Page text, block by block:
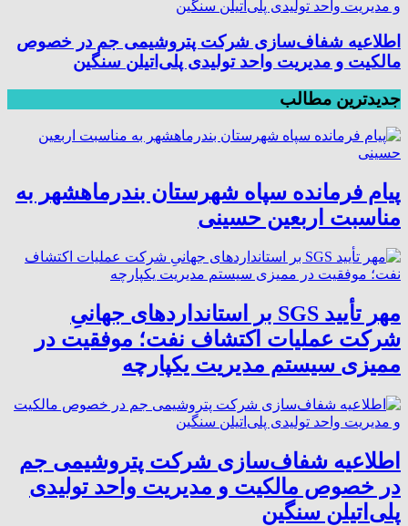
اطلاعیه شفاف‌سازی شرکت پتروشیمی جم در خصوص
مالکیت و مدیریت واحد تولیدی پلی‌اتیلن سنگین
جدیدترین مطالب
پیام فرمانده سپاه شهرستان بندرماهشهر به
مناسبت اربعین حسینی
مهر تأیید SGS بر استانداردهای جهانیِ
شرکت عملیات اکتشاف نفت؛ موفقیت در
ممیزی سیستم مدیریت یکپارچه
اطلاعیه شفاف‌سازی شرکت پتروشیمی جم
در خصوص مالکیت و مدیریت واحد تولیدی
پلی‌اتیلن سنگین